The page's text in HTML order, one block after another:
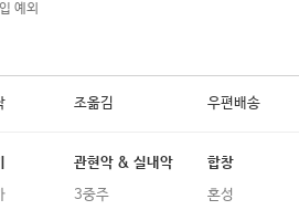
예외
조옮김 우편배송
관현악 & 실내악
3중주
합창
혼성